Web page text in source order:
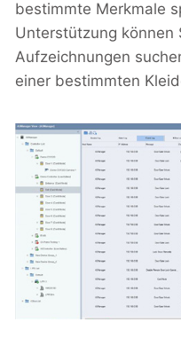
bestimmte Merkmale
Unterstützung können
Aufzeichnungen
einer bestimmten